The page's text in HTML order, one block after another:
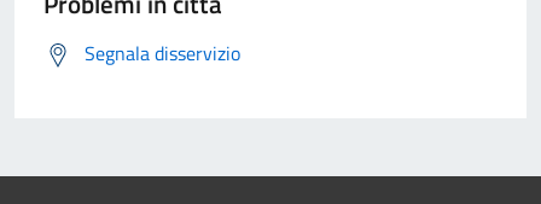
Segnala disservizio